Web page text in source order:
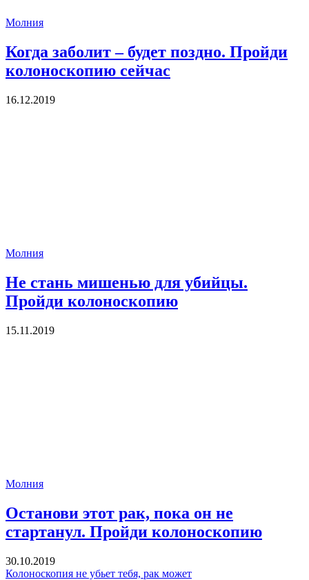
Молния
Когда заболит – будет поздно. Пройди
колоноскопию сейчас
16.12.2019
Молния
Не стань мишенью для убийцы.
Пройди колоноскопию
15.11.2019
Молния
Останови этот рак, пока он не
стартанул. Пройди колоноскопию
30.10.2019
Колоноскопия не убьет тебя, рак может